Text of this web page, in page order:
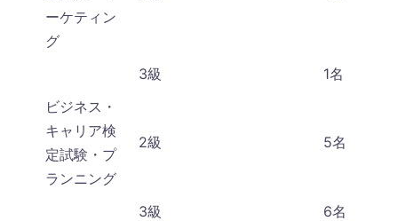
ーケティン
グ
3級
1名
ビジネス・
キャリア検
定試験・プ
ランニング
2級 5名
3級
6名